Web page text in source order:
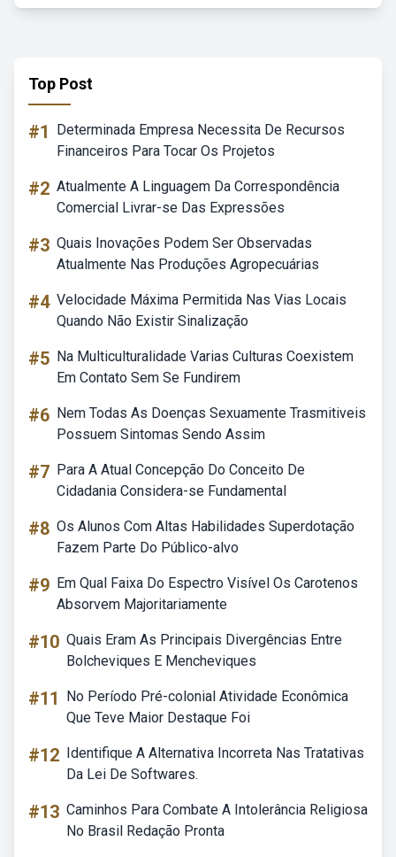
Top Post
#1
Determinada Empresa Necessita De Recursos
Financeiros Para Tocar Os Projetos
#2 Atualmente A Linguagem Da Correspondência
Comercial Livrar-se Das Expressões
#3 Quais Inovações Podem Ser Observadas
Atualmente Nas Produções Agropecuárias
#4 Velocidade Máxima Permitida Nas Vias Locais
Quando Não Existir Sinalização
#5 Na Multiculturalidade Varias Culturas Coexistem
Em Contato Sem Se Fundirem
#6 Nem Todas As Doenças Sexuamente Trasmitiveis
Possuem Sintomas Sendo Assim
#7 Para A Atual Concepção Do Conceito De
Cidadania Considera-se Fundamental
#8 Os Alunos Com Altas Habilidades Superdotação
Fazem Parte Do Público-alvo
#9 Em Qual Faixa Do Espectro Visível Os Carotenos
Absorvem Majoritariamente
#10 Quais Eram As Principais Divergências Entre
Bolcheviques E Mencheviques
#11
No Período Pré-colonial Atividade Econômica
Que Teve Maior Destaque Foi
#12 Identifique A Alternativa Incorreta Nas Tratativas
Da Lei De Softwares.
#13 Caminhos Para Combate A Intolerância Religiosa
No Brasil Redação Pronta